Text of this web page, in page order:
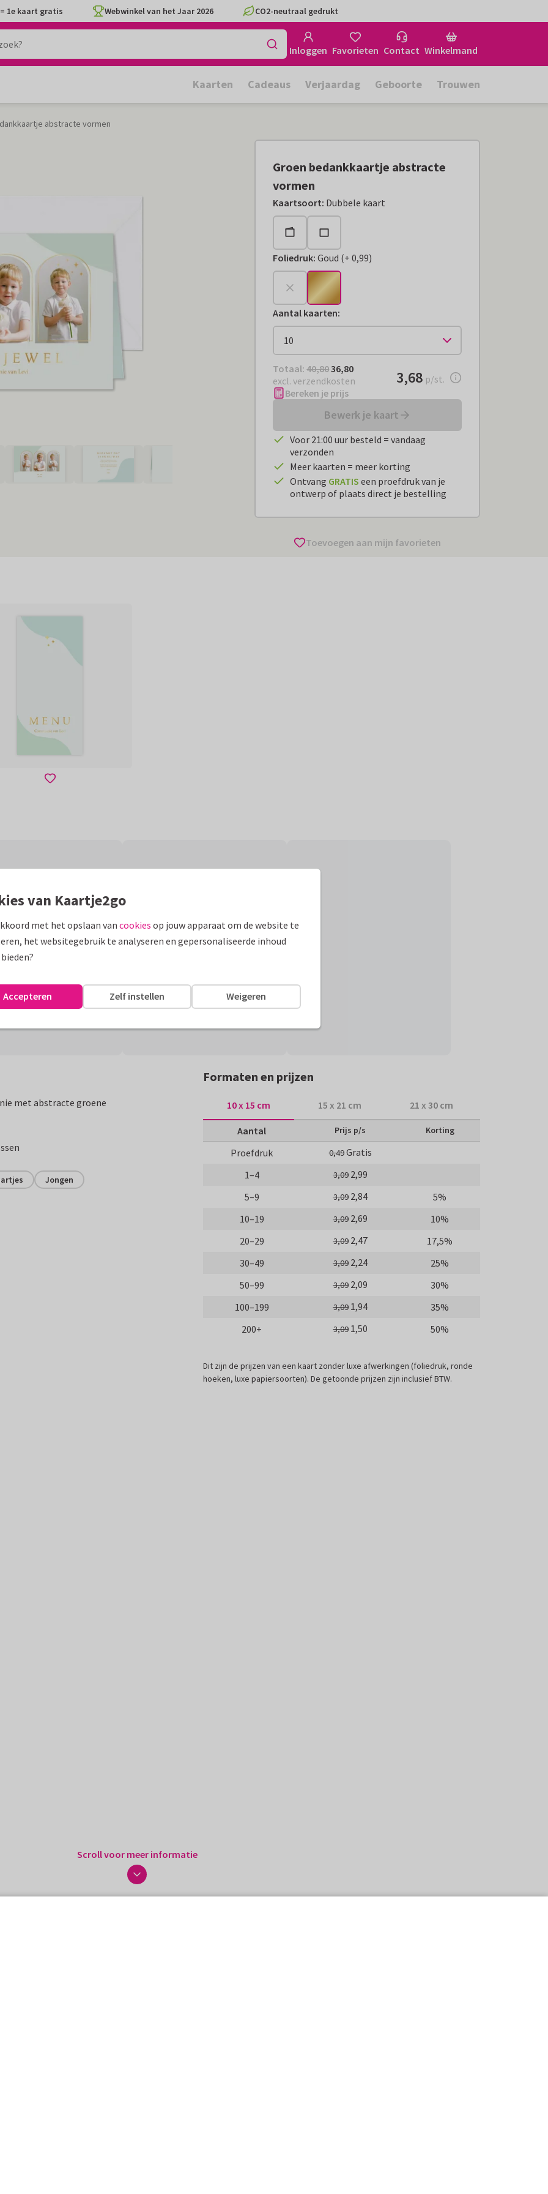
1e kaart gratis Webwinkel van het Jaar 2026 CO2-neutraal gedrukt
Inloggen Favorieten Contact Winkelmand
Kaarten Cadeaus Verjaardag Geboorte Trouwen
abstracte vormen
Groen bedankkaartje abstracte
vormen
Kaartsoort: Dubbele kaart
Foliedruk:Goud (
+€ 0,99
+ 0,99)
Aantal kaarten:
Totaal: € 36,80
Totaal: 40,8036,80
excl. verzendkosten
€ 3,68per stuk
3,68 p/st.
Bereken je prijs
Bewerk je kaart
Voor 21:00 uur besteld = vandaag
verzonden
Meer kaarten = meer korting
Ontvang GRATIS een proefdruk van je
ontwerp of plaats direct je bestelling
Toevoegen aan mijn favorieten
met abstracte groene
Jongen
Formaten en prijzen
10 x 15 cm 15 x 21 cm 21 x 30 cm
Aantal Prijs p/s Korting
Proefdruk 0,49Gratis
1–4
3,09 2,99
5–9
3,09 2,84
5%
10–19
3,09 2,69
10%
20–29
3,09 2,47
17,5%
30–49
3,09 2,24
25%
50–99
3,09 2,09
30%
100–199
3,09 1,94
35%
200+
3,09 1,50 50%
Dit zijn de prijzen van een kaart zonder luxe afwerkingen (foliedruk, ronde
hoeken, luxe papiersoorten). De getoonde prijzen zijn inclusief BTW.
Scroll voor meer informatie
van Kaartje2go
met het opslaan van cookies op jouw apparaat om de website te
het websitegebruik te analyseren en gepersonaliseerde inhoud
Weigeren
Zelf instellen
Accepteren